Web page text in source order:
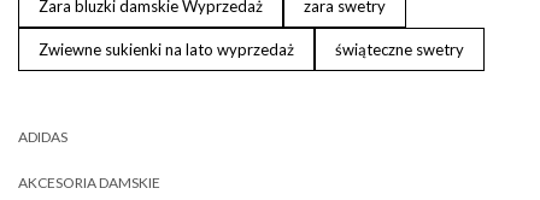
Zara bluzki damskie Wyprzedaż zara swetry
Zwiewne sukienki na lato wyprzedaż świąteczne swetry
ADIDAS
AKCESORIA DAMSKIE